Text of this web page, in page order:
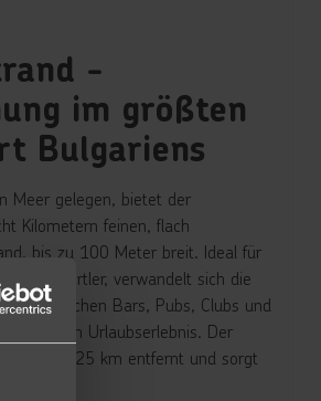
-
im größten
Bulgariens
Meer gelegen, bietet der
Kilometern feinen, flach
bis zu 100 Meter breit. Ideal für
verwandelt sich die
zahlreichen Bars, Pubs, Clubs und
lebhaften Urlaubserlebnis. Der
nur etwa 25 km entfernt und sorgt